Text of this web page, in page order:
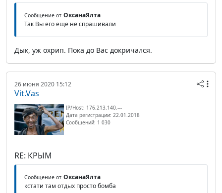
Сообщение от ОксанаЯлта
Так Вы его еще не спрашивали
Дык, уж охрип. Пока до Вас докричался.
26 июня 2020 15:12
Vit.Vas
IP/Host: 176.213.140.---
Дата регистрации: 22.01.2018
Сообщений: 1 030
RE: КРЫМ
Сообщение от ОксанаЯлта
кстати там отдых просто бомба